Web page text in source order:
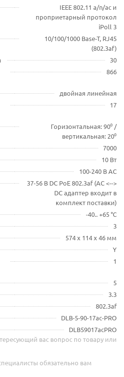
IEEE 802.11 a/n/ac и
проприетарный протокол
iPoll 3
10/100/1000 Base-T, RJ45
(802.3af)
30
866
двойная линейная
17
Горизонтальная: 90⁰ /
вертикальная: 20⁰
7000
10 Вт
100-240 В AC
37-56 В DC PoE 802.3af (AC <-->
DC адаптер входит в
комплект поставки)
-40.. +65 °С
3
574 х 114 х 46 мм
Y
1
5
3.3
802.3af
DLB-5-90-17ac-PRO
DLB59017acPRO
вас вопрос по товару или
обязательно вам